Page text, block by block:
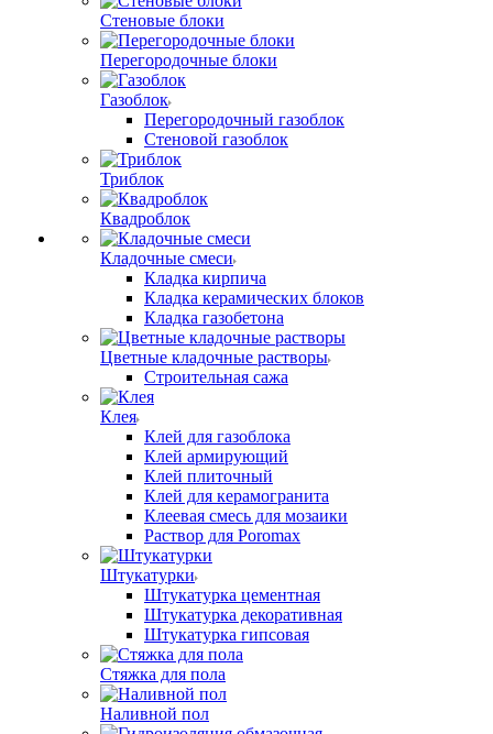
Стеновые блоки
Перегородочные блоки
Газоблок
Перегородочный газоблок
Стеновой газоблок
Триблок
Квадроблок
Кладочные смеси
Кладка кирпича
Кладка керамических блоков
Кладка газобетона
Цветные кладочные растворы
Строительная сажа
Клея
Клей для газоблока
Клей армирующий
Клей плиточный
Клей для керамогранита
Клеевая смесь для мозаики
Раствор для Poromax
Штукатурки
Штукатурка цементная
Штукатурка декоративная
Штукатурка гипсовая
Стяжка для пола
Наливной пол